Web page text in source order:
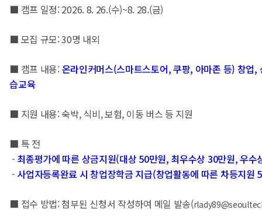
■ 캠프 일정: 2026. 8. 26.(수)~8. 28.(금)
■ 모집 규모: 30명 내외
■ 캠프 내용:온라인커머스(스마트스토어, 쿠팡, 아마존 등) 창업
습교육
■ 지원 내용: 숙박, 식비, 보험, 이동 버스 등 지원
■ 특 전
- 최종평가에 따른 상금지원(대상 50만원, 최우수상 30만원, 우수
- 사업자등록완료 시 창업장학금 지급(창업활동에 따른 차등지원
■ 접수 방법: 첨부된 신청서 작성하여 메일 발송(